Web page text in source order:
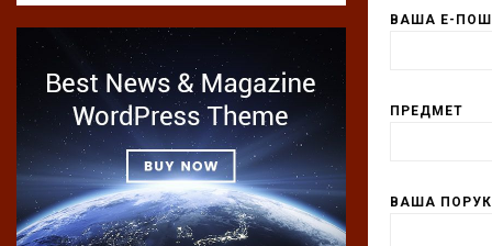
ВАША Е-
ПРЕДМЕТ
ВАША